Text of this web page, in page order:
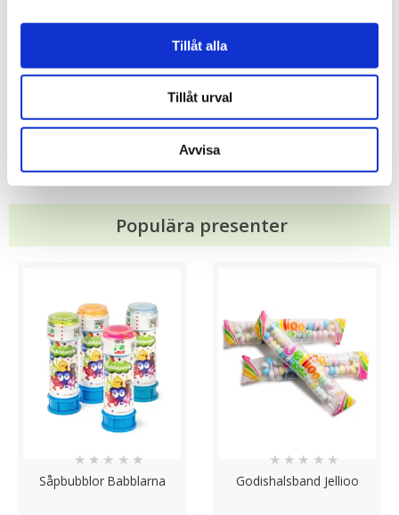
Tillåt alla
Tillåt urval
Avvisa
Lampfot Stegrande Häst
729.00 kr
Vägglampa Papegoja
879.00 kr
Populära presenter
Såpbubblor Babblarna
★ ★ ★ ★ ★
Godishalsband Jellioo
★ ★ ★ ★ ★